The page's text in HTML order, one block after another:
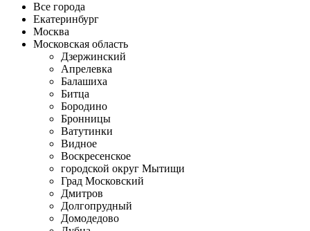
Все города
Екатеринбург
Москва
Московская область
Дзержинский
Апрелевка
Балашиха
Битца
Бородино
Бронницы
Ватутинки
Видное
Воскресенское
городской округ Мытищи
Град Московский
Дмитров
Долгопрудный
Домодедово